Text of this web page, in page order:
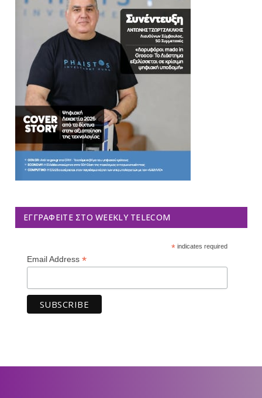
ΕΓΓΡΑΦΕΊΤΕ ΣΤΟ WEEKLY TELECOM
*indicates required
Email Address *